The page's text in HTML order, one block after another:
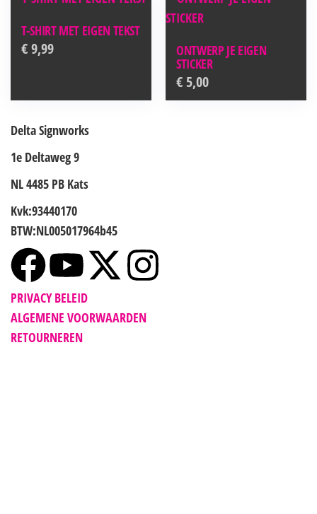
T-SHIRT MET EIGEN TEKST
€9,99 ONTWERP JE EIGEN
STICKER
€ 5,00
Delta Signworks
1e Deltaweg 9
NL 4485 PB Kats
Kvk:93440170
BTW:NL005017964b45
PRIVACY BELEID
ALGEMENE VOORWAARDEN
RETOURNEREN